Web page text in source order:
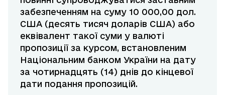
забезпеченням на суму 10 000,00 дол.
США (десять тисяч доларів США) або
еквівалент такої суми у валюті
пропозиції за курсом, встановленим
Національним банком України на дату
за чотирнадцять (14) днів до кінцевої
дати подання пропозицій.